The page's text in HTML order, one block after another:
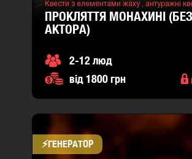
Квести з елементами жаху , антуражні
ПРОКЛЯТТЯ МОНАХИНІ (БЕЗ
АКТОРА)
2-12 люд
від 1800 грн
⚡​ГЕНЕРАТОР